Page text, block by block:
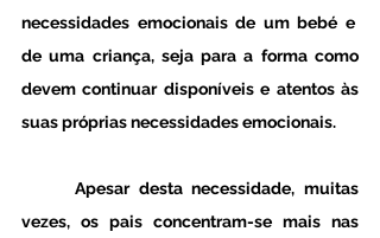
necessidades emocionais de um bebé e
de uma criança, seja para a forma como
devem continuar disponíveis e atentos às
suas próprias necessidades emocionais.
vezes, os pais concentram-se mais nas